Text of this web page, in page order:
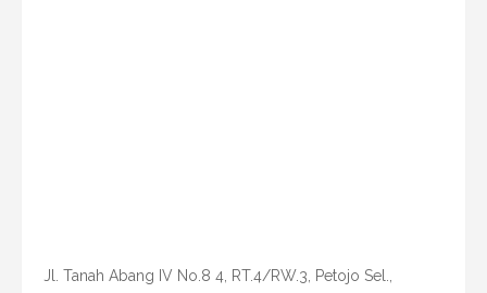
Jl. Tanah Abang IV No.8 4, RT.4/RW.3, Petojo Sel.,